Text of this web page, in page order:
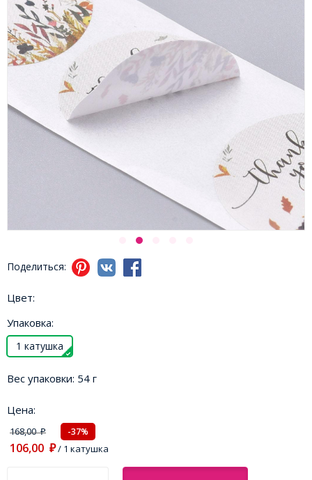
Поделиться:
Цвет:
Упаковка:
1 катушка
Вес упаковки: 54 г
Цена:
168,00₽ -37%
106,00 ₽/ 1 катушка